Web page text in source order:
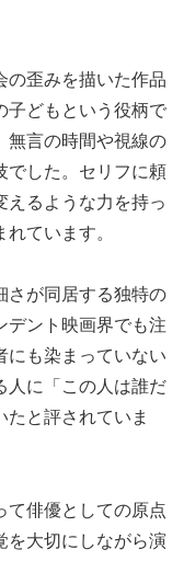
の歪みを描いた作品
子どもという役柄で
無言の時間や視線の
でした。セリフに頼
えるような力を持っ
ています。
さが同居する独特の
デント映画界でも注
にも染まっていない
人に「この人は誰だ
たと評されていま
て俳優としての原点
を大切にしながら演